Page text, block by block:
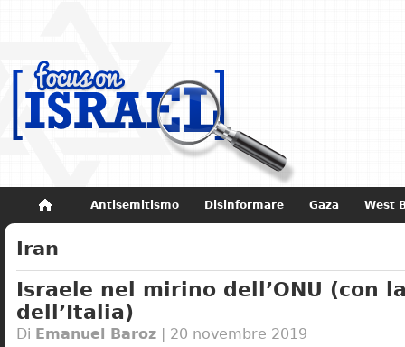
Antisemitismo Disinformare Gaza West
Iran
Israele nel mirino dell’ONU (con
dell’Italia)
Di Emanuel Baroz | 20 novembre 2019